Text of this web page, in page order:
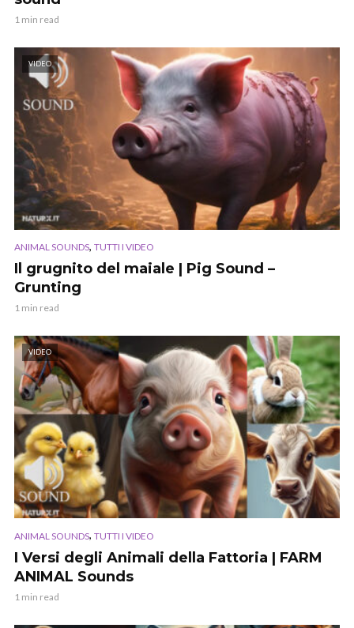
1 min read
VIDEO
ANIMAL SOUNDS, TUTTI I VIDEO
Il grugnito del maiale | Pig Sound –
Grunting
1 min read
VIDEO
ANIMAL SOUNDS, TUTTI I VIDEO
I Versi degli Animali della Fattoria | FARM
ANIMAL Sounds
1 min read